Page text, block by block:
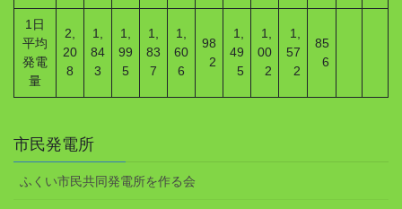
1日
平均
発電
量
2,
20
8
1,
84
3
1,
99
5
1,
83
7
1,
60
6
98
2
1,
49
5
1,
00
2
1,
57
2
85
6
市民発電所
ふくい市民共同発電所を作る会